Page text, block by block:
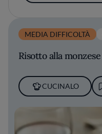
MEDIA DIFFICOLTÀ
Risotto alla monzese
CUCINALO